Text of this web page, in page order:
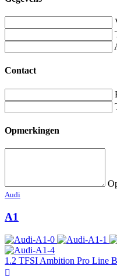
Contact
Opmerkingen
Audi
A1
1.2 TFSI Ambition Pro Line